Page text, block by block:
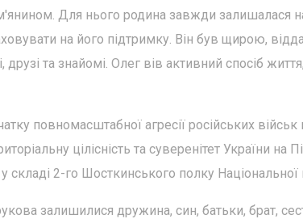
Для нього родина завжди залишалася
на його підтримку. Він був щирою,
друзі та знайомі. Олег вів активний спосіб
повномасштабної агресії російських військ
цілісність та суверенітет України
складі 2-го Шосткинського полку Національної
залишилися дружина, син, батьки, брат,